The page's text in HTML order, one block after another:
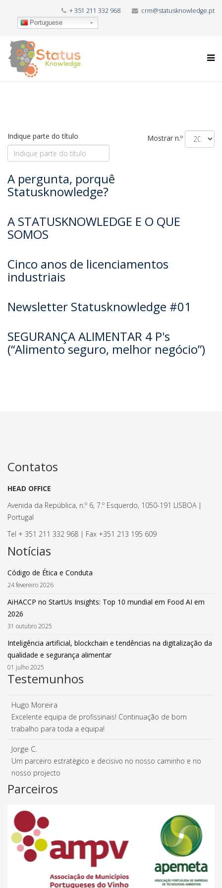
+ 351 211 332 968 crm@statusknowledge.pt
Portuguese
Indique parte do título Mostrar n.º
A pergunta, porquê
Statusknowledge?
A STATUSKNOWLEDGE E O QUE
SOMOS
Cinco anos de licenciamentos
industriais
Newsletter Statusknowledge #01
SEGURANÇA ALIMENTAR 4 P's
(“Alimento seguro, melhor negócio”)
Contatos
HEAD OFFICE
Avenida da República, n.º 6, 7.º Esquerdo, 1050-191 LISBOA |
Portugal
Tel + 351 211 332 968 | Fax +351 213 195 609
Notícias
Código de Ética e Conduta
24 fevereiro 2026
AiHACCP no StartUs Insights: Top 10 mundial em Food AI em
2026
31 outubro 2025
Inteligência artificial, blockchain e tendências na digitalização da
qualidade e segurança alimentar
01 julho 2025
Testemunhos
Hugo Moreira
Excelente equipa de profissinais! Continuação de bom
trabalho para toda a equipa!
Jorge C.
Um parceiro estratégico e decisivo no nosso caminho e no
nosso projecto
Parceiros